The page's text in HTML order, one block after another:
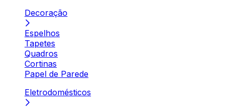
Decoração
Espelhos
Tapetes
Quadros
Cortinas
Papel de Parede
Eletrodomésticos